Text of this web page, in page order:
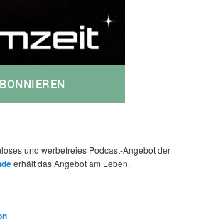
und werbefreies Podcast-Angebot der
erhält das Angebot am Leben.